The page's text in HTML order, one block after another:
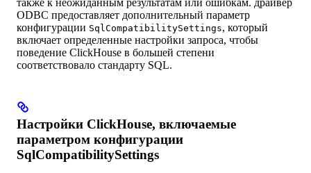
также к неожиданным результатам или ошибкам. драйвер
ODBC предоставляет дополнительный параметр
конфигурации SqlCompatibilitySettings, который
включает определенные настройки запроса, чтобы
поведение ClickHouse в большей степени
соответствовало стандарту SQL.
Настройки ClickHouse, включаемые
параметром конфигурации
SqlCompatibilitySettings